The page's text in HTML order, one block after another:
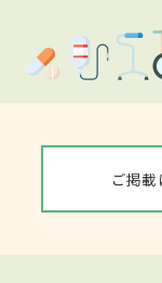
ご掲